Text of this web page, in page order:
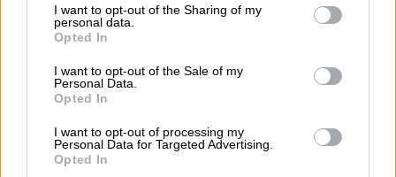
not limited to your visit or usage behaviour. You may click to
grant or deny consent to Google and its third-party tags to
use your data for below specified purposes in below Google
consent section.
I want to opt-out of the Sharing of my
personal data.
Opted In
I want to opt-out of the Sale of my
Personal Data.
Opted In
I want to opt-out of processing my
Personal Data for Targeted Advertising.
Opted In